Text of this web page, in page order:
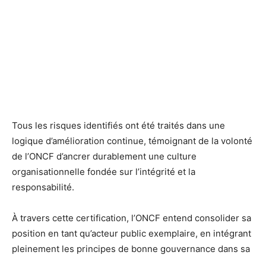
Tous les risques identifiés ont été traités dans une
logique d’amélioration continue, témoignant de la volonté
de l’ONCF d’ancrer durablement une culture
organisationnelle fondée sur l’intégrité et la
responsabilité.
À travers cette certification, l’ONCF entend consolider sa
position en tant qu’acteur public exemplaire, en intégrant
pleinement les principes de bonne gouvernance dans sa